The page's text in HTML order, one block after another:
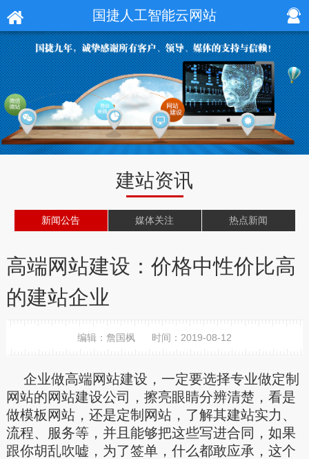
国捷人工智能云网站
建站资讯
新闻公告 媒体关注 热点新闻
高端网站建设：价格中性价比高
的建站企业
编辑：詹国枫 时间：2019-08-12
企业做高端网站建设，一定要选择专业做定制
网站的网站建设公司，擦亮眼睛分辨清楚，看是
做模板网站，还是定制网站，了解其建站实力、
流程、服务等，并且能够把这些写进合同，如果
跟你胡乱吹嘘，为了签单，什么都敢应承，这个